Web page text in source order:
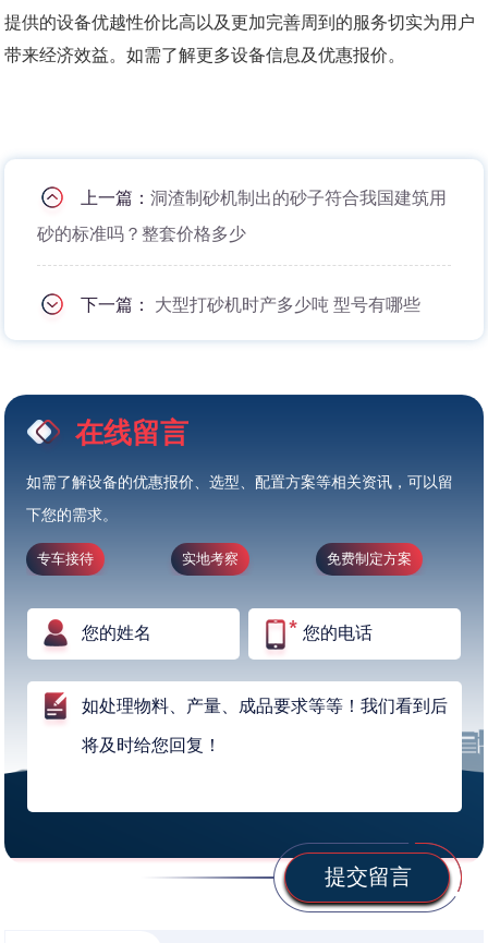
提供的设备优越性价比高以及更加完善周到的服务切实为用户
带来经济效益。如需了解更多设备信息及优惠报价。
上一篇：洞渣制砂机制出的砂子符合我国建筑用
砂的标准吗？整套价格多少
下一篇： 大型打砂机时产多少吨 型号有哪些
在线留言
如需了解设备的优惠报价、选型、配置方案等相关资讯，可以留
下您的需求。
专车接待 实地考察 免费制定方案
提交留言